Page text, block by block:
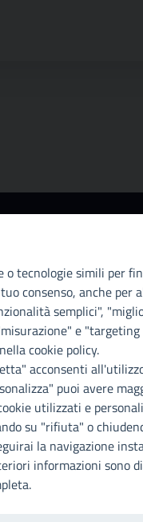
di
Palermo
- Palermo
social
si impegna a
al D.lgs. 10
o tecnologie simili per
consenso, anche per
semplici",
e
cookie policy.
acconsenti
puoi avere
utilizzati e
su "rifiuta" o
la navigazione
informazioni sono